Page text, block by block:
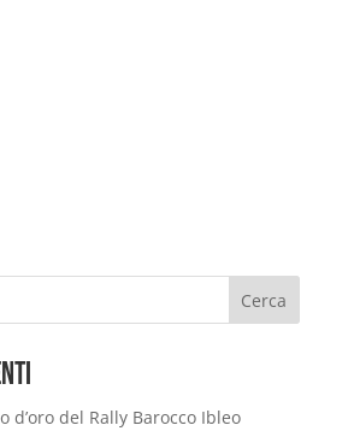
Cerca
d’oro del Rally Barocco Ibleo